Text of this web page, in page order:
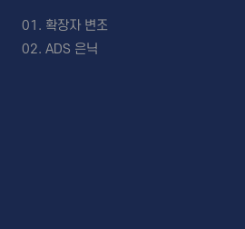
확장자 변조
ADS 은닉